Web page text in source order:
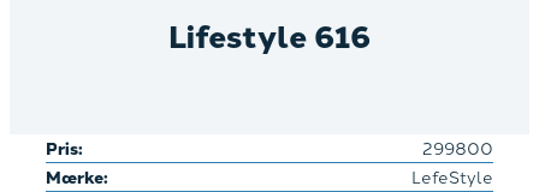
Lifestyle 616
Pris: 299800
Mærke: LefeStyle